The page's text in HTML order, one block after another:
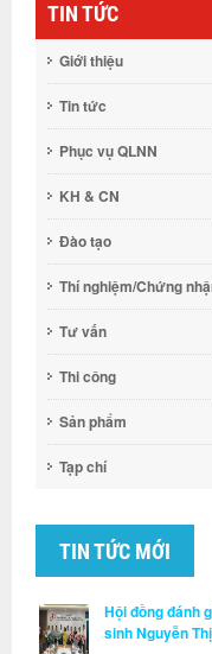
TIN TỨC
Giới thiệu
Tin tức
Phục vụ QLNN
KH & CN
Đào tạo
Thí nghiệm/Chứng
Tư vấn
Thi công
Sản phẩm
Tạp chí
TIN TỨC MỚI
Hội đồng đánh
sinh Nguyễn